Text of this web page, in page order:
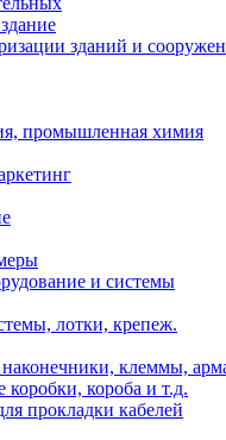
зданий и
промышленная химия
и системы
лотки, крепеж.
клеммы,
коробки, короба и т.д.
прокладки кабелей